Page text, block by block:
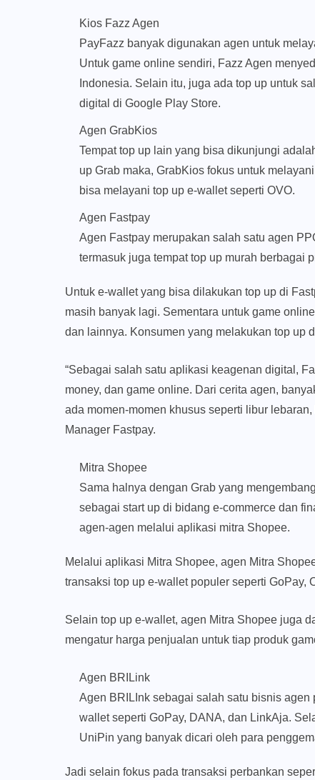
Kios Fazz Agen
PayFazz banyak digunakan agen untuk
Untuk game online sendiri, Fazz Agen
Indonesia. Selain itu, juga ada top up untuk
digital di Google Play Store.
Agen GrabKios
Tempat top up lain yang bisa dikunjungi
up Grab maka, GrabKios fokus untuk
bisa melayani top up e-wallet seperti OVO.
Agen Fastpay
Agen Fastpay merupakan salah satu agen
termasuk juga tempat top up murah berbagai
Untuk e-wallet yang bisa dilakukan top up di
masih banyak lagi. Sementara untuk game
dan lainnya. Konsumen yang melakukan top up
“Sebagai salah satu aplikasi keagenan digital,
money, dan game online. Dari cerita agen,
ada momen-momen khusus seperti libur
Manager Fastpay.
Mitra Shopee
Sama halnya dengan Grab yang
sebagai start up di bidang e-commerce dan
agen-agen melalui aplikasi mitra Shopee.
Melalui aplikasi Mitra Shopee, agen Mitra
transaksi top up e-wallet populer seperti GoPay,
Selain top up e-wallet, agen Mitra Shopee juga
mengatur harga penjualan untuk tiap produk
Agen BRILink
Agen BRILInk sebagai salah satu bisnis
wallet seperti GoPay, DANA, dan LinkAja.
UniPin yang banyak dicari oleh para
Jadi selain fokus pada transaksi perbankan